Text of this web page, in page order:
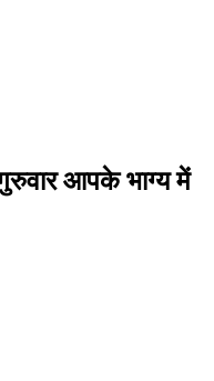
आपके भाग्य में